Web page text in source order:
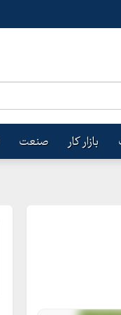
بازار کار صنعت